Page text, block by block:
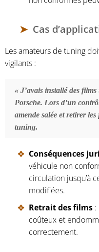
Cas
Les amateurs de tuning
vigilants :
« J’avais installé des
Porsche. Lors d’un
amende salée et retirer
tuning.
Conséquences
véhicule non
circulation jusqu’à
modifiées.
Retrait des films :
coûteux et
correctement.